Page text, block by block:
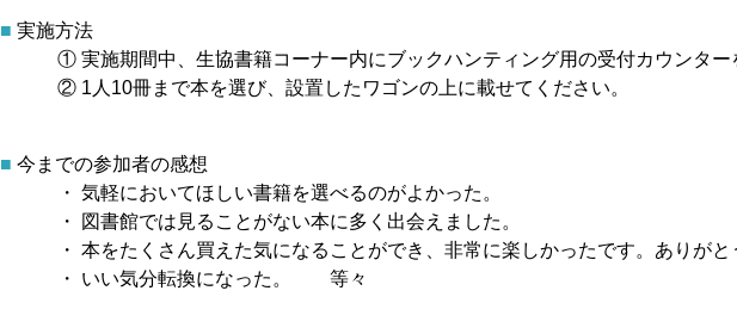
■ 実施方法
① 実施期間中、生協書籍コーナー内にブックハンティング用の受付カウンタ
② 1人10冊まで本を選び、設置したワゴンの上に載せてください。
■ 今までの参加者の感想
・ 気軽においてほしい書籍を選べるのがよかった。
・ 図書館では見ることがない本に多く出会えました。
・ 本をたくさん買えた気になることができ、非常に楽しかったです。ありがと
・ いい気分転換になった。 等々